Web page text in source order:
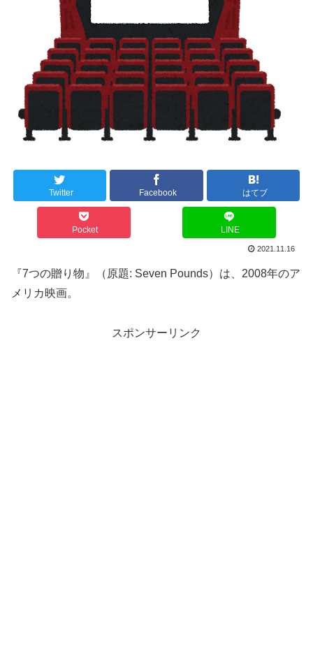
Twitter Facebook はてブ
Pocket LINE
2021.11.16
『7つの贈り物』（原題: Seven Pounds）は、2008年のア
メリカ映画。
スポンサーリンク